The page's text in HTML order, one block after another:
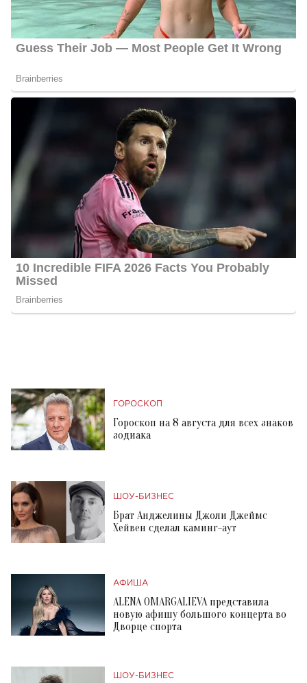
ГОРОСКОП
Гороскоп на 8 августа для всех знаков
зодиака
ШОУ-БИЗНЕС
Брат Анджелины Джоли Джеймс
Хейвен сделал каминг-аут
АФИША
ALENA OMARGALIEVA представила
новую афишу большого концерта во
Дворце спорта
ШОУ-БИЗНЕС